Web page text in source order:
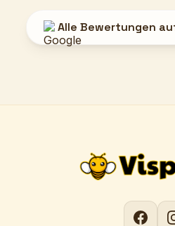
Alle Bewertungen